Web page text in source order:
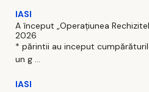
IASI
A început „Operațiunea
2026
* părintii au inceput
un g ...
IASI